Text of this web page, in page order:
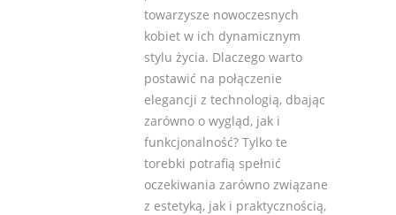
towarzysze nowoczesnych
kobiet w ich dynamicznym
stylu życia. Dlaczego warto
postawić na połączenie
elegancji z technologią, dbając
zarówno o wygląd, jak i
funkcjonalność? Tylko te
torebki potrafią spełnić
oczekiwania zarówno związane
z estetyką, jak i praktycznością,